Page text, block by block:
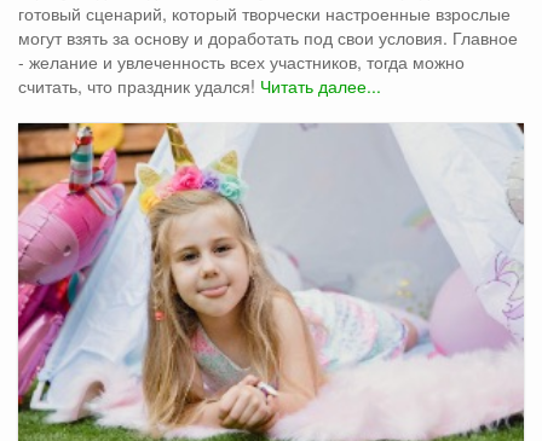
готовый сценарий, который творчески настроенные взрослые
могут взять за основу и доработать под свои условия. Главное
- желание и увлеченность всех участников, тогда можно
считать, что праздник удался! Читать далее...